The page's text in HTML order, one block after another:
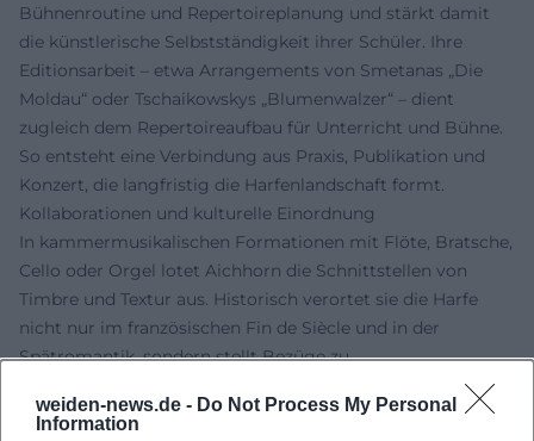
weiden-news.de - Do Not Process My Personal
Information
Bühnenroutine und Repertoireplanung und stärkt damit
die künstlerische Selbstständigkeit ihrer Schüler. Ihre
Editionsarbeit – etwa Arrangements von Smetanas „Die
Moldau“ oder Tschaikowskys „Blumenwalzer“ – dient
zugleich dem Repertoireaufbau für Unterricht und Bühne.
So entsteht eine Verbindung aus Praxis, Publikation und
Konzert, die langfristig die Harfenlandschaft formt.
Kollaborationen und kulturelle Einordnung
In kammermusikalischen Formationen mit Flöte, Bratsche,
Cello oder Orgel lotet Aichhorn die Schnittstellen von
Timbre und Textur aus. Historisch verortet sie die Harfe
nicht nur im französischen Fin de Siècle und in der
Spätromantik, sondern stellt Bezüge zu
Barocktranskriptionen, klassischer Konzertliteratur und
populären Idiomen her. Diese Spannweite macht ihre